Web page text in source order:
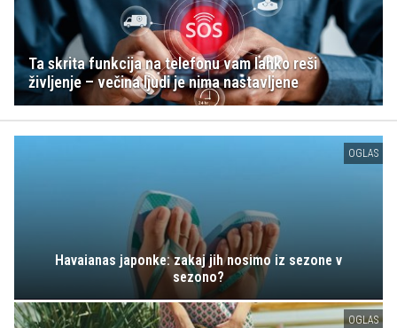
Ta skrita funkcija na telefonu vam lahko reši
življenje – večina ljudi je nima nastavljene
OGLAS
Havaianas japonke: zakaj jih nosimo iz sezone v
sezono?
OGLAS